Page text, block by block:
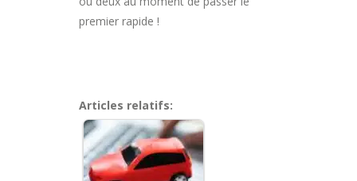
premier rapide !
Articles relatifs: